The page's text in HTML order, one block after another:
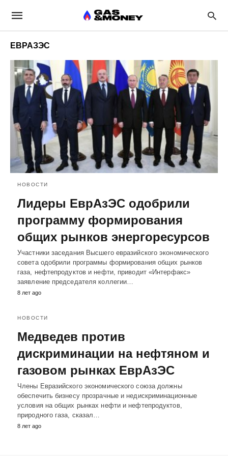
ЕВРАЗЭС
НОВОСТИ
Лидеры ЕврАзЭС одобрили
программу формирования
общих рынков энергоресурсов
Участники заседания Высшего евразийского экономического
совета одобрили программы формирования общих рынков
газа, нефтепродуктов и нефти, приводит «Интерфакс»
заявление председателя коллегии…
8 лет ago
НОВОСТИ
Медведев против
дискриминации на нефтяном и
газовом рынках ЕврАзЭС
Члены Евразийского экономического союза должны
обеспечить бизнесу прозрачные и недискриминационные
условия на общих рынках нефти и нефтепродуктов,
природного газа, сказал…
8 лет ago